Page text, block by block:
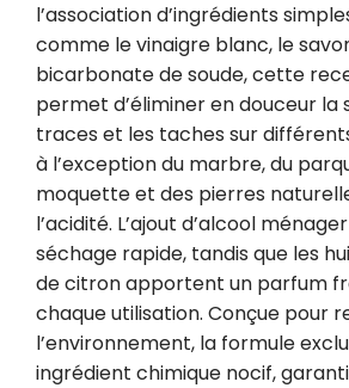
l’association d’ingrédients
comme le vinaigre blanc, le
bicarbonate de soude, cette
permet d’éliminer en douceur la
traces et les taches sur
à l’exception du marbre, du
moquette et des pierres
l’acidité. L’ajout d’alcool
séchage rapide, tandis que les
de citron apportent un parfum
chaque utilisation. Conçue pour
l’environnement, la formule
ingrédient chimique nocif,